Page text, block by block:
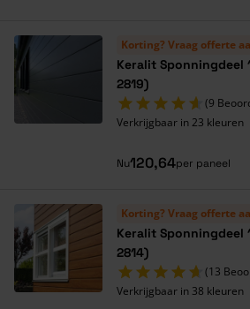
Korting? Vraag offerte
Keralit Sponningdeel
2819)
(9
Verkrijgbaar in 23 kleuren
Nu120,64per paneel
Korting? Vraag offerte
Keralit Sponningdeel
2814)
(13
Verkrijgbaar in 38 kleuren